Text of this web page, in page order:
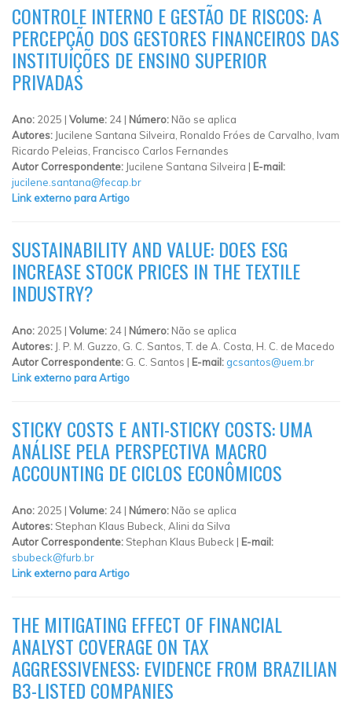
CONTROLE INTERNO E GESTÃO DE RISCOS: A
PERCEPÇÃO DOS GESTORES FINANCEIROS DAS
INSTITUIÇÕES DE ENSINO SUPERIOR
PRIVADAS
Ano: 2025 | Volume: 24 | Número: Não se aplica
Autores: Jucilene Santana Silveira, Ronaldo Fróes de Carvalho, Ivam
Ricardo Peleias, Francisco Carlos Fernandes
Autor Correspondente: Jucilene Santana Silveira | E-mail:
jucilene.santana@fecap.br
Link externo para Artigo
SUSTAINABILITY AND VALUE: DOES ESG
INCREASE STOCK PRICES IN THE TEXTILE
INDUSTRY?
Ano: 2025 | Volume: 24 | Número: Não se aplica
Autores: J. P. M. Guzzo, G. C. Santos, T. de A. Costa, H. C. de Macedo
Autor Correspondente: G. C. Santos | E-mail: gcsantos@uem.br
Link externo para Artigo
STICKY COSTS E ANTI-STICKY COSTS: UMA
ANÁLISE PELA PERSPECTIVA MACRO
ACCOUNTING DE CICLOS ECONÔMICOS
Ano: 2025 | Volume: 24 | Número: Não se aplica
Autores: Stephan Klaus Bubeck, Alini da Silva
Autor Correspondente: Stephan Klaus Bubeck | E-mail:
sbubeck@furb.br
Link externo para Artigo
THE MITIGATING EFFECT OF FINANCIAL
ANALYST COVERAGE ON TAX
AGGRESSIVENESS: EVIDENCE FROM BRAZILIAN
B3-LISTED COMPANIES